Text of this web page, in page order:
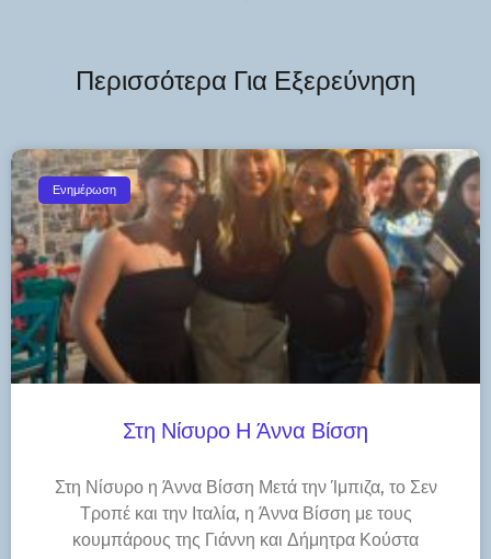
Περισσότερα Για Εξερεύνηση
Ενημέρωση
Στη Νίσυρο Η Άννα Βίσση
Στη Νίσυρο η Άννα Βίσση Μετά την Ίμπιζα, το Σεν
Τροπέ και την Ιταλία, η Άννα Βίσση με τους
κουμπάρους της Γιάννη και Δήμητρα Κούστα